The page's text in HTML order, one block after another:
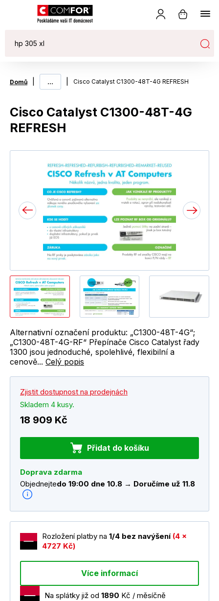
Domů ... Cisco Catalyst C1300-48T-4G REFRESH
Cisco Catalyst C1300-48T-4G
REFRESH
Alternativní označení produktu: „C1300-48T-4G“;
„C1300-48T-4G-RF“ Přepínače Cisco Catalyst řady
1300 jsou jednoduché, spolehlivé, flexibilní a
cenově... Celý popis
Zjistit dostupnost na prodejnách
Skladem 4 kusy.
18 909 Kč
Přidat do košíku
Doprava zdarma
Objednejtedo 19:00 dne 10.8 → Doručíme už 11.8
Rozložení platby na 1/4 bez navýšení (4 x
4727 Kč)
Více informací
Na splátky již od 1890 Kč / měsíčně